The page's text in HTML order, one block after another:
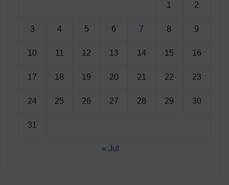
1 2
3 4 5 6 7 8 9
10 11 12 13 14 15 16
17 18 19 20 21 22 23
24 25 26 27 28 29 30
31
« Jul